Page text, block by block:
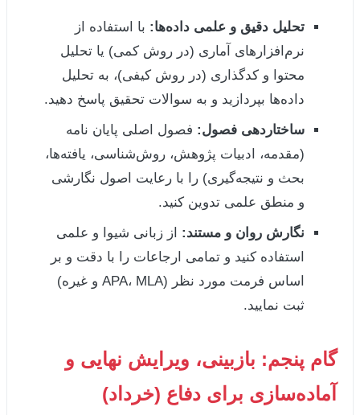
تحلیل دقیق و علمی داده‌ها: با استفاده از
نرم‌افزارهای آماری (در روش کمی) یا تحلیل
محتوا و کدگذاری (در روش کیفی)، به تحلیل
داده‌ها بپردازید و به سوالات تحقیق پاسخ دهید.
ساختاردهی فصول: فصول اصلی پایان نامه
(مقدمه، ادبیات پژوهش، روش‌شناسی، یافته‌ها،
بحث و نتیجه‌گیری) را با رعایت اصول نگارشی
و منطق علمی تدوین کنید.
نگارش روان و مستند: از زبانی شیوا و علمی
استفاده کنید و تمامی ارجاعات را با دقت و بر
اساس فرمت مورد نظر (APA، MLA و غیره)
ثبت نمایید.
گام پنجم: بازبینی، ویرایش نهایی و
آماده‌سازی برای دفاع (خرداد)